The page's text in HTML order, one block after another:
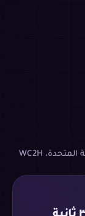
٧١-٧٥ شارع شيلتون، كوفنت جاردن، لندن، المملكة المتحدة، WC2H